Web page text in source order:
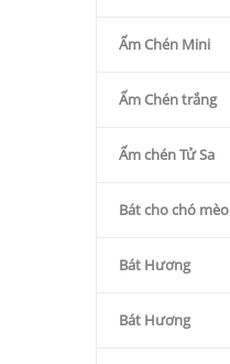
Ấm Chén Mini
Ấm Chén trắng
Ấm chén Tử Sa
Bát cho chó mèo
Bát Hương
Bát Hương